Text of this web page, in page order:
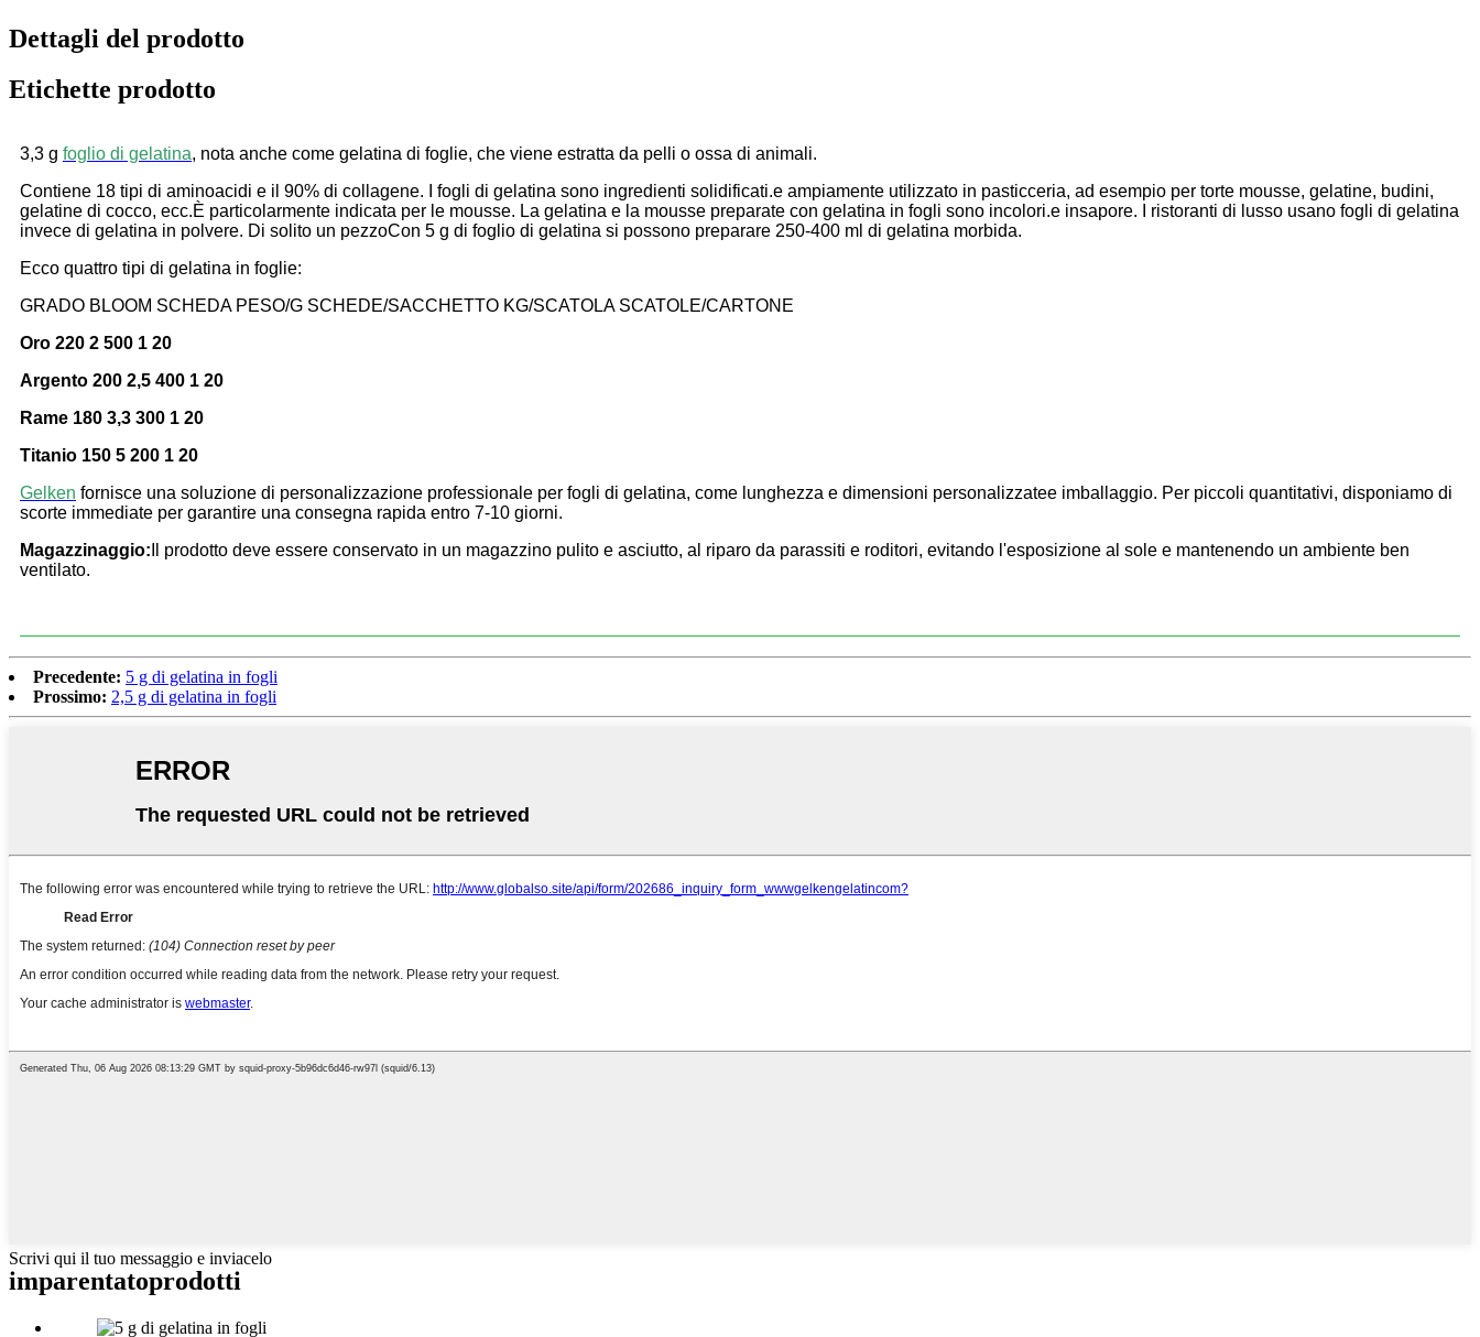
Dettagli del prodotto
Etichette prodotto
3,3 g foglio di gelatina, nota anche come gelatina di foglie, che viene estratta da pelli o ossa di animali.
Contiene 18 tipi di aminoacidi e il 90% di collagene. I fogli di gelatina sono ingredienti solidificati.e ampiamente utilizzato in pasticceria, ad esempio per torte mousse, gelatine, budini,
gelatine di cocco, ecc.È particolarmente indicata per le mousse. La gelatina e la mousse preparate con gelatina in fogli sono incolori.e insapore. I ristoranti di lusso usano fogli di gelatina
invece di gelatina in polvere. Di solito un pezzoCon 5 g di foglio di gelatina si possono preparare 250-400 ml di gelatina morbida.
Ecco quattro tipi di gelatina in foglie:
GRADO BLOOM SCHEDA PESO/G SCHEDE/SACCHETTO KG/SCATOLA SCATOLE/CARTONE
Oro 220 2 500 1 20
Argento 200 2,5 400 1 20
Rame 180 3,3 300 1 20
Titanio 150 5 200 1 20
Gelken fornisce una soluzione di personalizzazione professionale per fogli di gelatina, come lunghezza e dimensioni personalizzatee imballaggio. Per piccoli quantitativi, disponiamo di
scorte immediate per garantire una consegna rapida entro 7-10 giorni.
Magazzinaggio: Il prodotto deve essere conservato in un magazzino pulito e asciutto, al riparo da parassiti e roditori, evitando l'esposizione al sole e mantenendo un ambiente ben
ventilato.
Precedente: 5 g di gelatina in fogli
Prossimo: 2,5 g di gelatina in fogli
Scrivi qui il tuo messaggio e inviacelo
imparentatoprodotti